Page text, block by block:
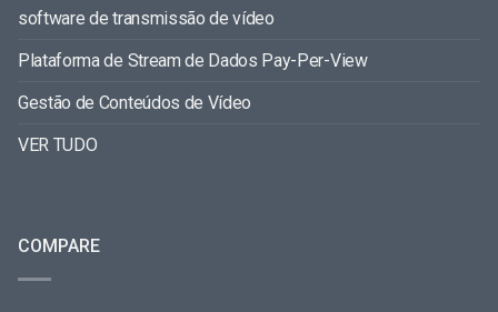
software de transmissão de vídeo
Plataforma de Stream de Dados Pay-Per-View
Gestão de Conteúdos de Vídeo
VER TUDO
COMPARE